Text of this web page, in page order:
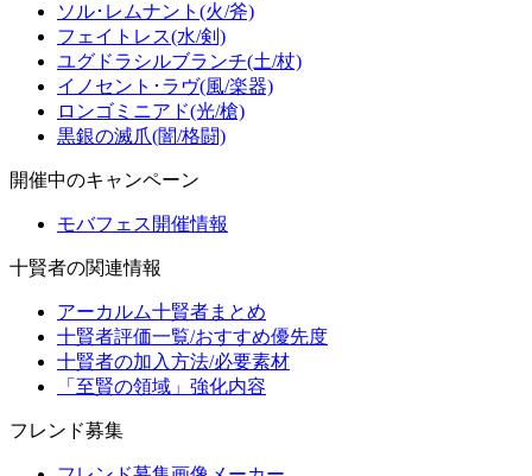
ソル･レムナント(火/斧)
フェイトレス(水/剣)
ユグドラシルブランチ(土/杖)
イノセント･ラヴ(風/楽器)
ロンゴミニアド(光/槍)
黒銀の滅爪(闇/格闘)
開催中のキャンペーン
モバフェス開催情報
十賢者の関連情報
アーカルム十賢者まとめ
十賢者評価一覧/おすすめ優先度
十賢者の加入方法/必要素材
「至賢の領域」強化内容
フレンド募集